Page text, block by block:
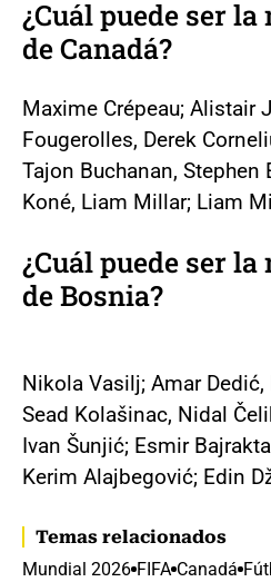
¿Cuál puede ser
de Canadá?
Maxime Crépeau; Alistair
Fougerolles, Derek
Tajon Buchanan, Stephen
Koné, Liam Millar; Liam
¿Cuál puede ser
de Bosnia?
Nikola Vasilj; Amar
Sead Kolašinac, Nidal
Ivan Šunjić; Esmir
Kerim Alajbegović; Edin
Temas relacionados
Mundial 2026 FIFA Canadá